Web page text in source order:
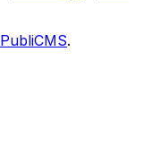
PubliCMS.